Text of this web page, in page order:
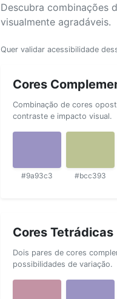
Descubra combinações
visualmente agradáveis.
Quer validar acessibilidade
Cores
Combinação de cores
contraste e impacto visual.
#9a93c3 #bcc393
Cores Tetrádicas
Dois pares de cores
possibilidades de variação.